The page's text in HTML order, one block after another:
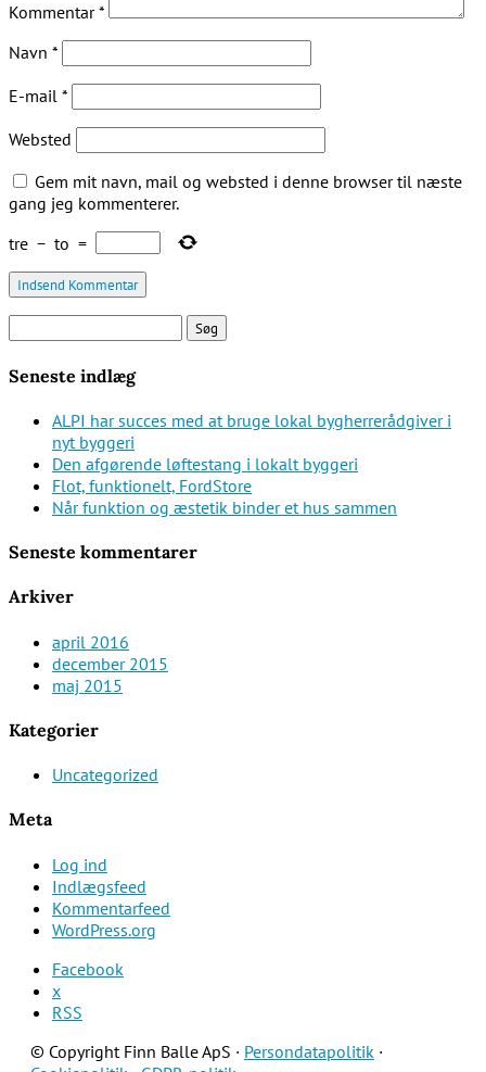
Kommentar*
Navn *
E-mail *
Websted
Gem mit navn, mail og websted i denne browser til næste
gang jeg kommenterer.
tre − to =
efter:
Seneste indlæg
ALPI har succes med at bruge lokal bygherrerådgiver i
nyt byggeri
Den afgørende løftestang i lokalt byggeri
Flot, funktionelt, FordStore
Når funktion og æstetik binder et hus sammen
Seneste kommentarer
Arkiver
april 2016
december 2015
maj 2015
Kategorier
Uncategorized
Meta
Log ind
Indlægsfeed
Kommentarfeed
WordPress.org
Facebook
x
RSS
© Copyright Finn Balle ApS · Persondatapolitik ·